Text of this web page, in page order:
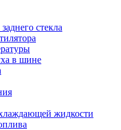
стекла
в шине
жидкости